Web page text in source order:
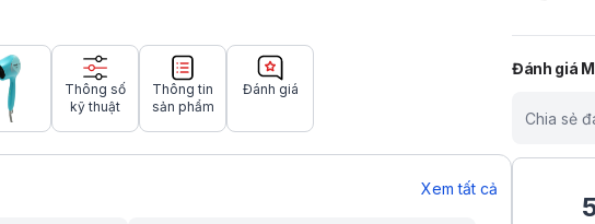
Thông số
kỹ thuật
Thông tin
sản phẩm
Đánh giá
Xem tất cả
Đánh giá
Chia sẻ